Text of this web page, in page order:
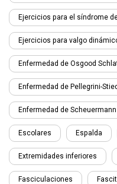
Ejercicios para el síndrome
Ejercicios para valgo
Enfermedad de Osgood
Enfermedad de Pellegrini-
Enfermedad de Scheuermann
Escolares Espalda
Extremidades inferiores
Fasciculaciones